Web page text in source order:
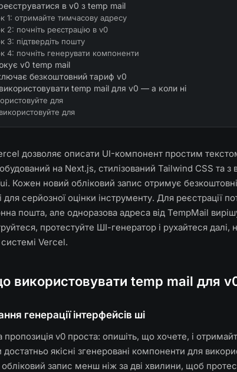
в v0 з temp mail
1: отримайте тимчасову адресу
2: почніть реєстрацію в v0
3: підтвердіть пошту
4: почніть генерувати компоненти
v0 temp mail
безкоштовний тариф v0
temp mail для v0 — а коли ні
для
для
дозволяє описати UI-компонент простим
на Next.js, стилізований Tailwind CSS та з
Кожен новий обліковий запис отримує
для серйозної оцінки інструменту. Для реєстрації
пошта, але одноразова адреса від TempMail
протестуйте ШІ-генератор і рухайтеся
Vercel.
використовувати temp mail для
генерації інтерфейсів шi
пропозиція v0 проста: опишіть, що хочете, і
достатньо якісні згенеровані компоненти для
запис менш ніж за дві хвилини, щоб